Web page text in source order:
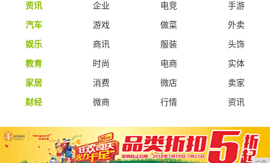
资讯 企业 电竞
手游
汽车
游戏 做菜
外卖
娱乐
商讯 服装
头饰
教育
时尚 电商
实体
家居
消费 微店
卖家
财经
微商 行情 资讯